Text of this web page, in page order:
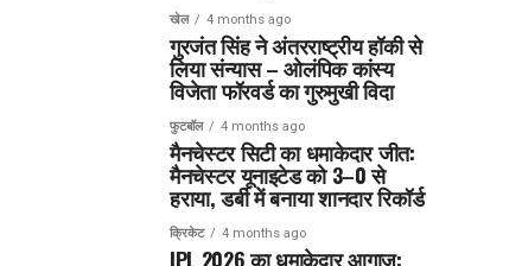
खेल 4 months ago
गुरजंत सिंह ने अंतरराष्ट्रीय हॉकी से
लिया संन्यास – ओलंपिक कांस्य
विजेता फॉरवर्ड का गुरुमुखी विदा
फुटबॉल 4 months ago
मैनचेस्टर सिटी का धमाकेदार जीत:
मैनचेस्टर यूनाइटेड को 3–0 से
हराया, डर्बी में बनाया शानदार रिकॉर्ड
क्रिकेट 4 months ago
IPL 2026 का धमाकेदार आगाज: